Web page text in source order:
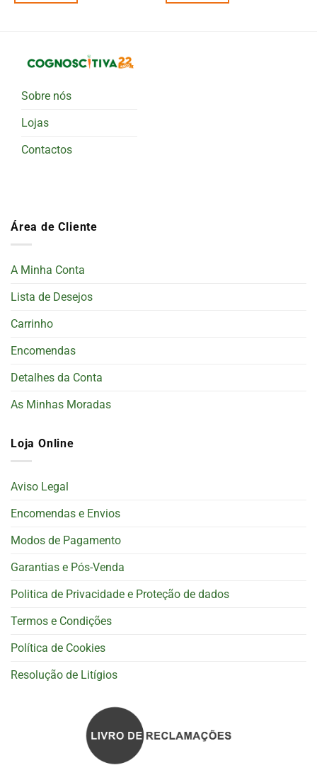
Sobre nós
Lojas
Contactos
Área de Cliente
A Minha Conta
Lista de Desejos
Carrinho
Encomendas
Detalhes da Conta
As Minhas Moradas
Loja Online
Aviso Legal
Encomendas e Envios
Modos de Pagamento
Garantias e Pós-Venda
Politica de Privacidade e Proteção de dados
Termos e Condições
Política de Cookies
Resolução de Litígios